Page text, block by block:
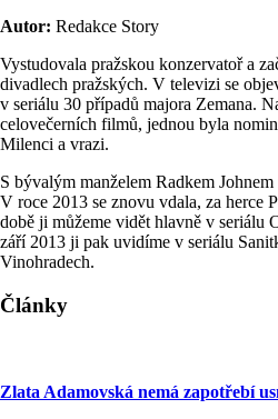
Autor: Redakce Story
Vystudovala pražskou konzervatoř a
divadlech pražských. V televizi se
v seriálu 30 případů majora Zemana.
celovečerních filmů, jednou byla
Milenci a vrazi.
S bývalým manželem Radkem
V roce 2013 se znovu vdala, za herce
době ji můžeme vidět hlavně v seriálu
září 2013 ji pak uvidíme v seriálu
Vinohradech.
Články
Zlata Adamovská nemá zapotřebí